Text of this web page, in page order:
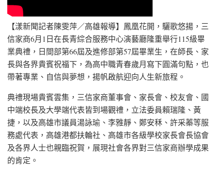
【漾新聞記者陳雯萍／高雄報導】鳳凰花開，驪歌悠揚，三
信家商6月1日在長青綜合服務中心演藝廳隆重舉行115級畢
業典禮，日間部第66屆及進修部第57屆畢業生，在師長、家
長與各界貴賓祝福下，為高中職青春歲月寫下圓滿句點，也
帶著專業、自信與夢想，揚帆啟航迎向人生新旅程。
典禮現場貴賓雲集，三信家商董事會、家長會、校友會、國
中端校長及大學端代表皆到場觀禮，立法委員賴瑞隆、黃
捷，以及高雄市議員湯詠瑜、李雅靜、鄭安秝、許采蓁等服
務處代表，高雄港都扶輪社、高雄市各級學校家長會長協會
及各界人士也親臨祝賀，展現社會各界對三信家商辦學成果
的肯定。